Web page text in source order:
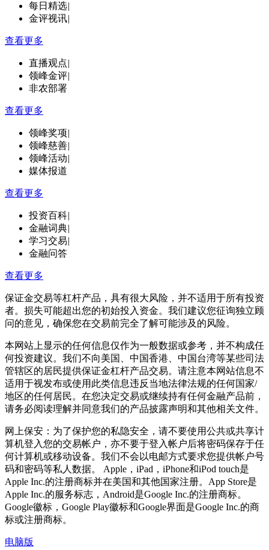
每日精选|
金评视讯|
查看更多
直播观点|
领峰金评|
非农部署
查看更多
领峰奖项|
领峰慈善|
领峰活动|
媒体报道
查看更多
投资百科|
金融词典|
学习交易|
金融问答
查看更多
保证金交易等杠杆产品，具有很大风险，并不适用于所有投资
者。损失可能超出您的初始投入资金。我们建议您征询独立顾
问的意见，确保您在交易前完全了解可能涉及的风险。
本网站上显示的任何信息仅作为一般数据或参考，并不构成任
何投资建议。我们不向美国、中国香港、中国台湾等某些司法
管辖区的居民提供保证金杠杆产品交易。请注意本网站信息不
适用于视发布或使用此类信息违反当地法律法规的任何国家/
地区的任何居民。在您决定交易或继续持有任何金融产品前，
请务必阅读理解并同意我们的产品披露声明和其他相关文件。
网上保安：为了保护您的私隐安全，请不要使用公共或共享计
算机登入您的交易帐户，亦不要于登入帐户后将密码保存于任
何计算机或移动设备。我们不会以电邮方式要求您提供帐户号
码和密码等私人数据。 Apple，iPad，iPhone和iPod touch是
Apple Inc.的注册商标并在美国和其他国家注册。App Store是
Apple Inc.的服务标志，Android是Google Inc.的注册商标。
Google徽标，Google Play徽标和Google界面是Google Inc.的商
标或注册商标。
电脑版